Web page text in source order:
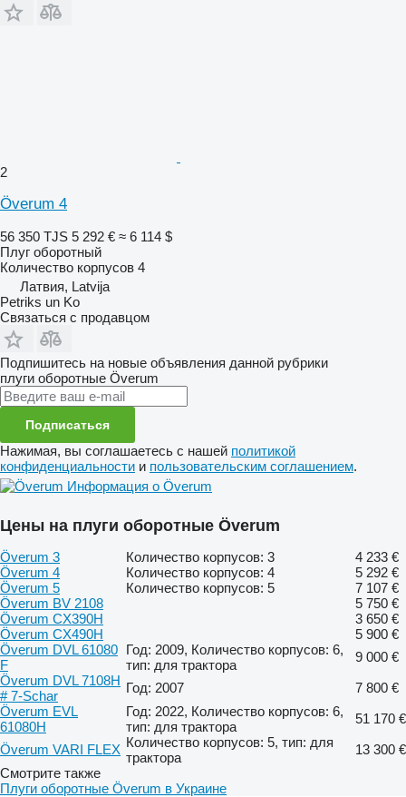
2
Överum 4
56 350 TJS 5 292 € ≈ 6 114 $
Плуг оборотный
Количество корпусов 4
Латвия, Latvija
Petriks un Ko
Связаться с продавцом
Подпишитесь на новые объявления данной рубрики
плуги оборотные Överum
Подписаться
Нажимая, вы соглашаетесь с нашей политикой
конфиденциальности и пользовательским соглашением.
Информация о Överum
Цены на плуги оборотные Överum
Överum 3 Количество корпусов: 3
4 233 €
Överum 4
Количество корпусов: 4
5 292 €
Överum 5
Количество корпусов: 5
7 107 €
Överum BV 2108
5 750 €
Överum CX390H
3 650 €
Överum CX490H
5 900 €
Överum DVL 61080
F
Год: 2009, Количество корпусов: 6,
тип: для трактора
9 000 €
Överum DVL 7108H
# 7-Schar
Год: 2007
7 800 €
Överum EVL
61080H
Год: 2022, Количество корпусов: 6,
тип: для трактора
51 170 €
Överum VARI FLEX Количество корпусов: 5, тип: для
трактора
13 300 €
Смотрите также
Плуги оборотные Överum в Украине